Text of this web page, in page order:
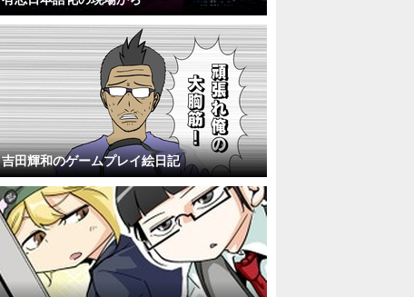
吉田輝和のゲームプレイ絵日記